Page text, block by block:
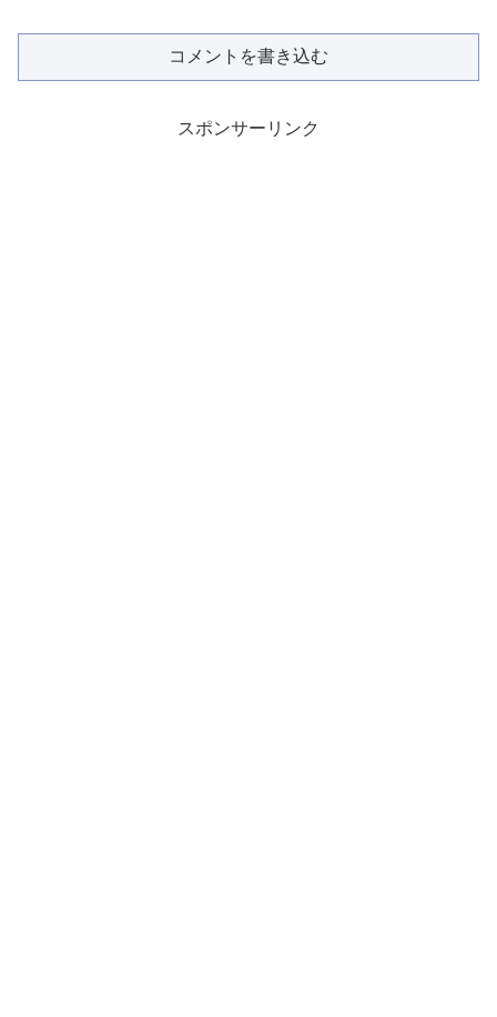
コメントを書き込む
スポンサーリンク